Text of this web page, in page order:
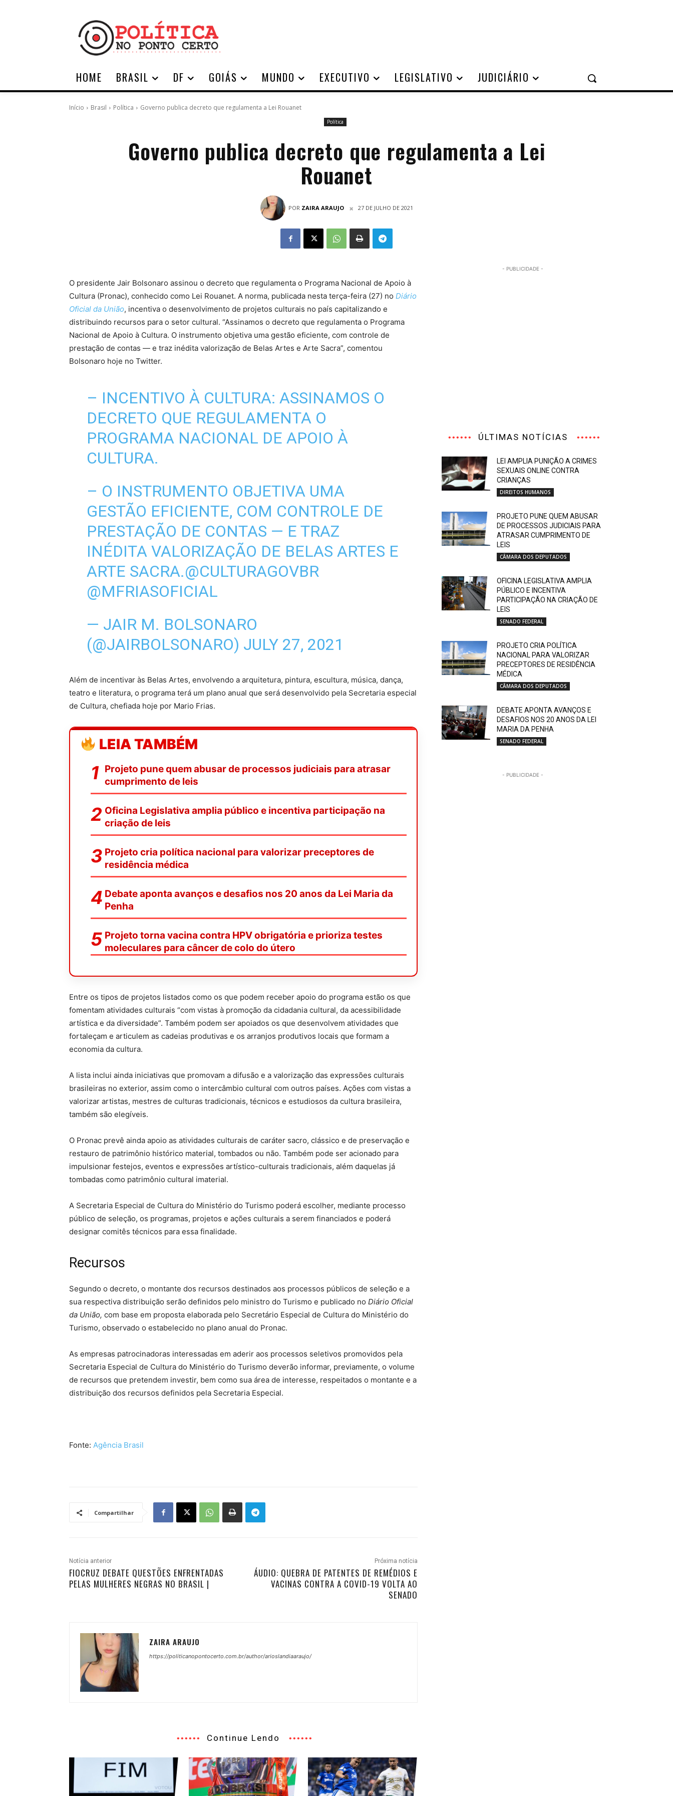
HOME BRASIL DF GOIÁS MUNDO EXECUTIVO LEGISLATIVO JUDICIÁRIO
Início Brasil Política Governo publica decreto que regulamenta a Lei Rouanet
Política
Governo publica decreto que regulamenta a Lei
Rouanet
POR ZAIRA ARAUJO 27 DE JULHO DE 2021
O presidente Jair Bolsonaro assinou o decreto que regulamenta o Programa Nacional de Apoio à
Cultura (Pronac), conhecido como Lei Rouanet. A norma, publicada nesta terça-feira (27) no Diário
Oficial da União, incentiva o desenvolvimento de projetos culturais no país capitalizando e
distribuindo recursos para o setor cultural. “Assinamos o decreto que regulamenta o Programa
Nacional de Apoio à Cultura. O instrumento objetiva uma gestão eficiente, com controle de
prestação de contas — e traz inédita valorização de Belas Artes e Arte Sacra”, comentou
Bolsonaro hoje no Twitter.
– INCENTIVO À CULTURA: ASSINAMOS O
DECRETO QUE REGULAMENTA O
PROGRAMA NACIONAL DE APOIO À
CULTURA.
– O INSTRUMENTO OBJETIVA UMA
GESTÃO EFICIENTE, COM CONTROLE DE
PRESTAÇÃO DE CONTAS — E TRAZ
INÉDITA VALORIZAÇÃO DE BELAS ARTES E
ARTE SACRA.@CULTURAGOVBR
@MFRIASOFICIAL
— JAIR M. BOLSONARO
(@JAIRBOLSONARO) JULY 27, 2021
Além de incentivar às Belas Artes, envolvendo a arquitetura, pintura, escultura, música, dança,
teatro e literatura, o programa terá um plano anual que será desenvolvido pela Secretaria especial
de Cultura, chefiada hoje por Mario Frias.
LEIA TAMBÉM
Projeto pune quem abusar de processos judiciais para atrasar
cumprimento de leis
Oficina Legislativa amplia público e incentiva participação na
criação de leis
Projeto cria política nacional para valorizar preceptores de
residência médica
Debate aponta avanços e desafios nos 20 anos da Lei Maria da
Penha
Projeto torna vacina contra HPV obrigatória e prioriza testes
moleculares para câncer de colo do útero
Entre os tipos de projetos listados como os que podem receber apoio do programa estão os que
fomentam atividades culturais “com vistas à promoção da cidadania cultural, da acessibilidade
artística e da diversidade”. Também podem ser apoiados os que desenvolvem atividades que
fortaleçam e articulem as cadeias produtivas e os arranjos produtivos locais que formam a
economia da cultura.
A lista inclui ainda iniciativas que promovam a difusão e a valorização das expressões culturais
brasileiras no exterior, assim como o intercâmbio cultural com outros países. Ações com vistas a
valorizar artistas, mestres de culturas tradicionais, técnicos e estudiosos da cultura brasileira,
também são elegíveis.
O Pronac prevê ainda apoio as atividades culturais de caráter sacro, clássico e de preservação e
restauro de patrimônio histórico material, tombados ou não. Também pode ser acionado para
impulsionar festejos, eventos e expressões artístico-culturais tradicionais, além daquelas já
tombadas como patrimônio cultural imaterial.
A Secretaria Especial de Cultura do Ministério do Turismo poderá escolher, mediante processo
público de seleção, os programas, projetos e ações culturais a serem financiados e poderá
designar comitês técnicos para essa finalidade.
Recursos
Segundo o decreto, o montante dos recursos destinados aos processos públicos de seleção e a
sua respectiva distribuição serão definidos pelo ministro do Turismo e publicado no Diário Oficial
da União, com base em proposta elaborada pelo Secretário Especial de Cultura do Ministério do
Turismo, observado o estabelecido no plano anual do Pronac.
As empresas patrocinadoras interessadas em aderir aos processos seletivos promovidos pela
Secretaria Especial de Cultura do Ministério do Turismo deverão informar, previamente, o volume
de recursos que pretendem investir, bem como sua área de interesse, respeitados o montante e a
distribuição dos recursos definidos pela Secretaria Especial.
Fonte: Agência Brasil
Compartilhar
Notícia anterior
FIOCRUZ DEBATE QUESTÕES ENFRENTADAS
PELAS MULHERES NEGRAS NO BRASIL |
Próxima notícia
ÁUDIO: QUEBRA DE PATENTES DE REMÉDIOS E
VACINAS CONTRA A COVID-19 VOLTA AO
SENADO
ZAIRA ARAUJO
https://politicanopontocerto.com.br/author/arioslandiaaraujo/
Continue Lendo
- PUBLICIDADE -
ÚLTIMAS NOTÍCIAS
LEI AMPLIA PUNIÇÃO A CRIMES
SEXUAIS ONLINE CONTRA
CRIANÇAS
DIREITOS HUMANOS
PROJETO PUNE QUEM ABUSAR
DE PROCESSOS JUDICIAIS PARA
ATRASAR CUMPRIMENTO DE
LEIS
CÂMARA DOS DEPUTADOS
OFICINA LEGISLATIVA AMPLIA
PÚBLICO E INCENTIVA
PARTICIPAÇÃO NA CRIAÇÃO DE
LEIS
SENADO FEDERAL
PROJETO CRIA POLÍTICA
NACIONAL PARA VALORIZAR
PRECEPTORES DE RESIDÊNCIA
MÉDICA
CÂMARA DOS DEPUTADOS
DEBATE APONTA AVANÇOS E
DESAFIOS NOS 20 ANOS DA LEI
MARIA DA PENHA
SENADO FEDERAL
- PUBLICIDADE -